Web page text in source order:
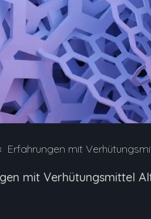
Erfahrungen mit
mit Verhütungsmittel